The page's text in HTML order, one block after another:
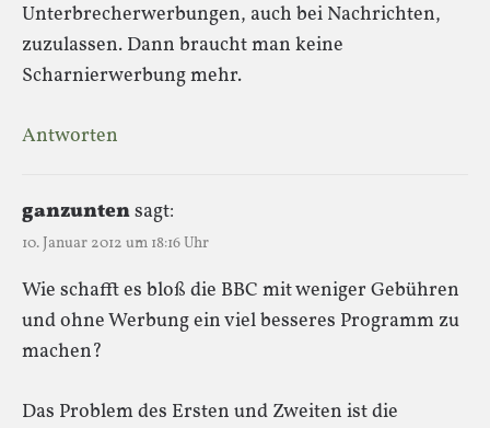
Unterbrecherwerbungen, auch bei Nachrichten,
zuzulassen. Dann braucht man keine
Scharnierwerbung mehr.
Antworten
ganzuntensagt:
10. Januar 2012 um 18:16 Uhr
Wie schafft es bloß die BBC mit weniger Gebühren
und ohne Werbung ein viel besseres Programm zu
machen?
Das Problem des Ersten und Zweiten ist die